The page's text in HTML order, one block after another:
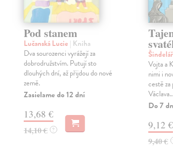
Pod stanem
Lučanská Lucie | Kniha
Dva sourozenci vyrážejí za
dobrodružstvím. Putují sto
dlouhých dní, až přijdou do nové
země.
Zasielame do 12 dní
13,68 €
14,10 € ?
Vojta a
nimi i
cestě
Do 7
9,12 €
9,40 €